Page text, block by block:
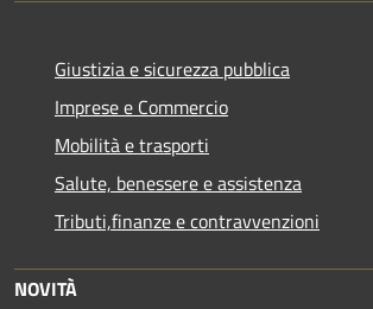
Giustizia e sicurezza pubblica
Imprese e Commercio
Mobilità e trasporti
Salute, benessere e assistenza
Tributi,finanze e contravvenzioni
NOVITÀ